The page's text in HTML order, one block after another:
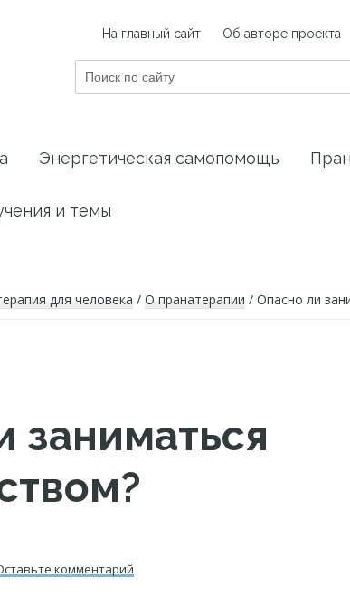
На главный сайт Об авторе проекта
Поиск
по
Энергетическая самопомощь
и темы
для человека / О пранатерапии / Опасно ли
заниматься
комментарий